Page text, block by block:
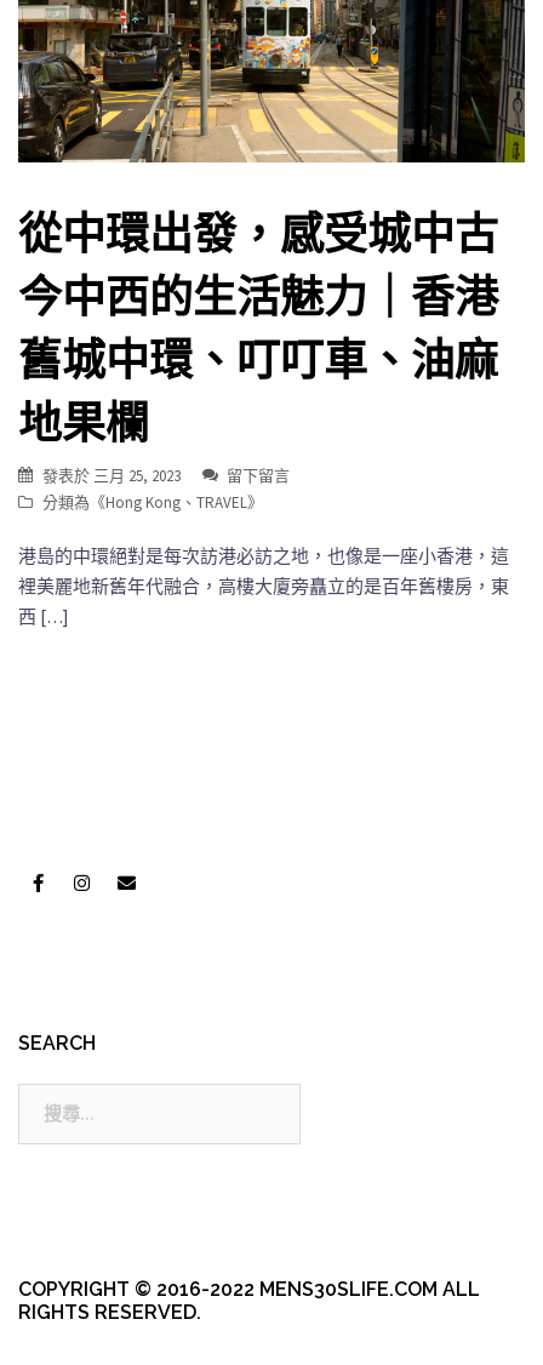
從中環出發，感受城中古
今中西的生活魅力｜香港
舊城中環、叮叮車、油麻
地果欄
發表於 三月 25, 2023
留下留言
分類為《Hong Kong 、 TRAVEL》
港島的中環絕對是每次訪港必訪之地，也像是一座小香港，這
裡美麗地新舊年代融合，高樓大廈旁矗立的是百年舊樓房，東
西 […]
SEARCH
COPYRIGHT © 2016-2022 MENS30SLIFE.COM ALL
RIGHTS RESERVED.